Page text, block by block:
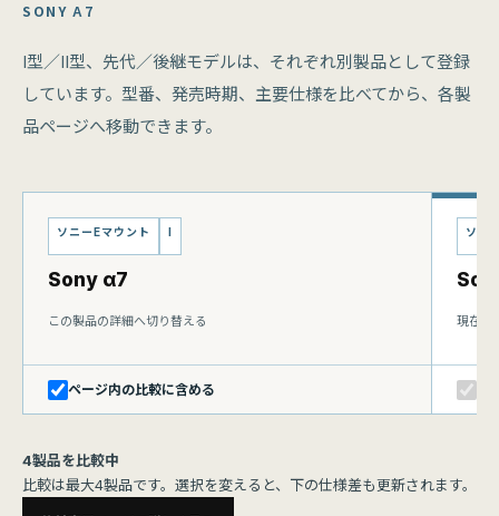
SONY Α7
I型／II型、先代／後継モデルは、それぞれ別製品として登録
しています。型番、発売時期、主要仕様を比べてから、各製
品ページへ移動できます。
ソニーEマウント I
Sony α7
この製品の詳細へ切り替える
ページ内の比較に含める
ソニ
現在表
4製品を比較中
比較は最大4製品です。選択を変えると、下の仕様差も更新されます。